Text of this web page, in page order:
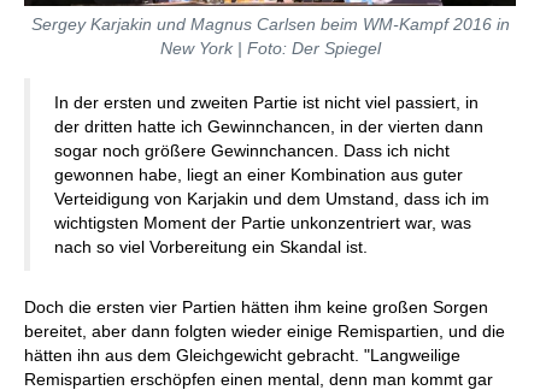
Sergey Karjakin und Magnus Carlsen beim WM-Kampf 2016 in
New York | Foto: Der Spiegel
In der ersten und zweiten Partie ist nicht viel passiert, in
der dritten hatte ich Gewinnchancen, in der vierten dann
sogar noch größere Gewinnchancen. Dass ich nicht
gewonnen habe, liegt an einer Kombination aus guter
Verteidigung von Karjakin und dem Umstand, dass ich im
wichtigsten Moment der Partie unkonzentriert war, was
nach so viel Vorbereitung ein Skandal ist.
Doch die ersten vier Partien hätten ihm keine großen Sorgen
bereitet, aber dann folgten wieder einige Remispartien, und die
hätten ihn aus dem Gleichgewicht gebracht. "Langweilige
Remispartien erschöpfen einen mental, denn man kommt gar